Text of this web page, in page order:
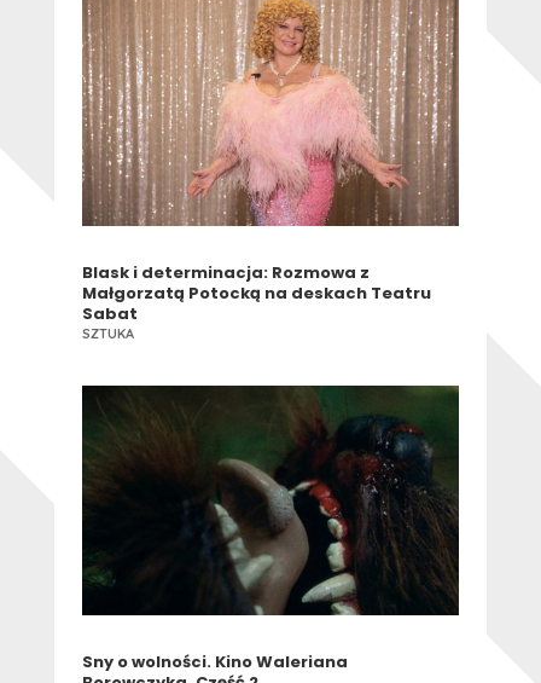
Blask i determinacja: Rozmowa z
Małgorzatą Potocką na deskach Teatru
Sabat
SZTUKA
Sny o wolności. Kino Waleriana